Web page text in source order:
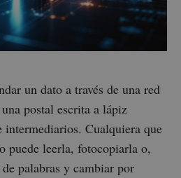
un dato a través de una red
postal escrita a lápiz
intermediarios. Cualquiera que
puede leerla, fotocopiarla o,
palabras y cambiar por